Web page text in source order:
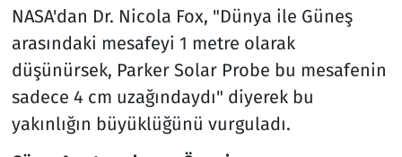
NASA'dan Dr. Nicola Fox, "Dünya ile Güneş
arasındaki mesafeyi 1 metre olarak
düşünürsek, Parker Solar Probe bu mesafenin
sadece 4 cm uzağındaydı" diyerek bu
yakınlığın büyüklüğünü vurguladı.